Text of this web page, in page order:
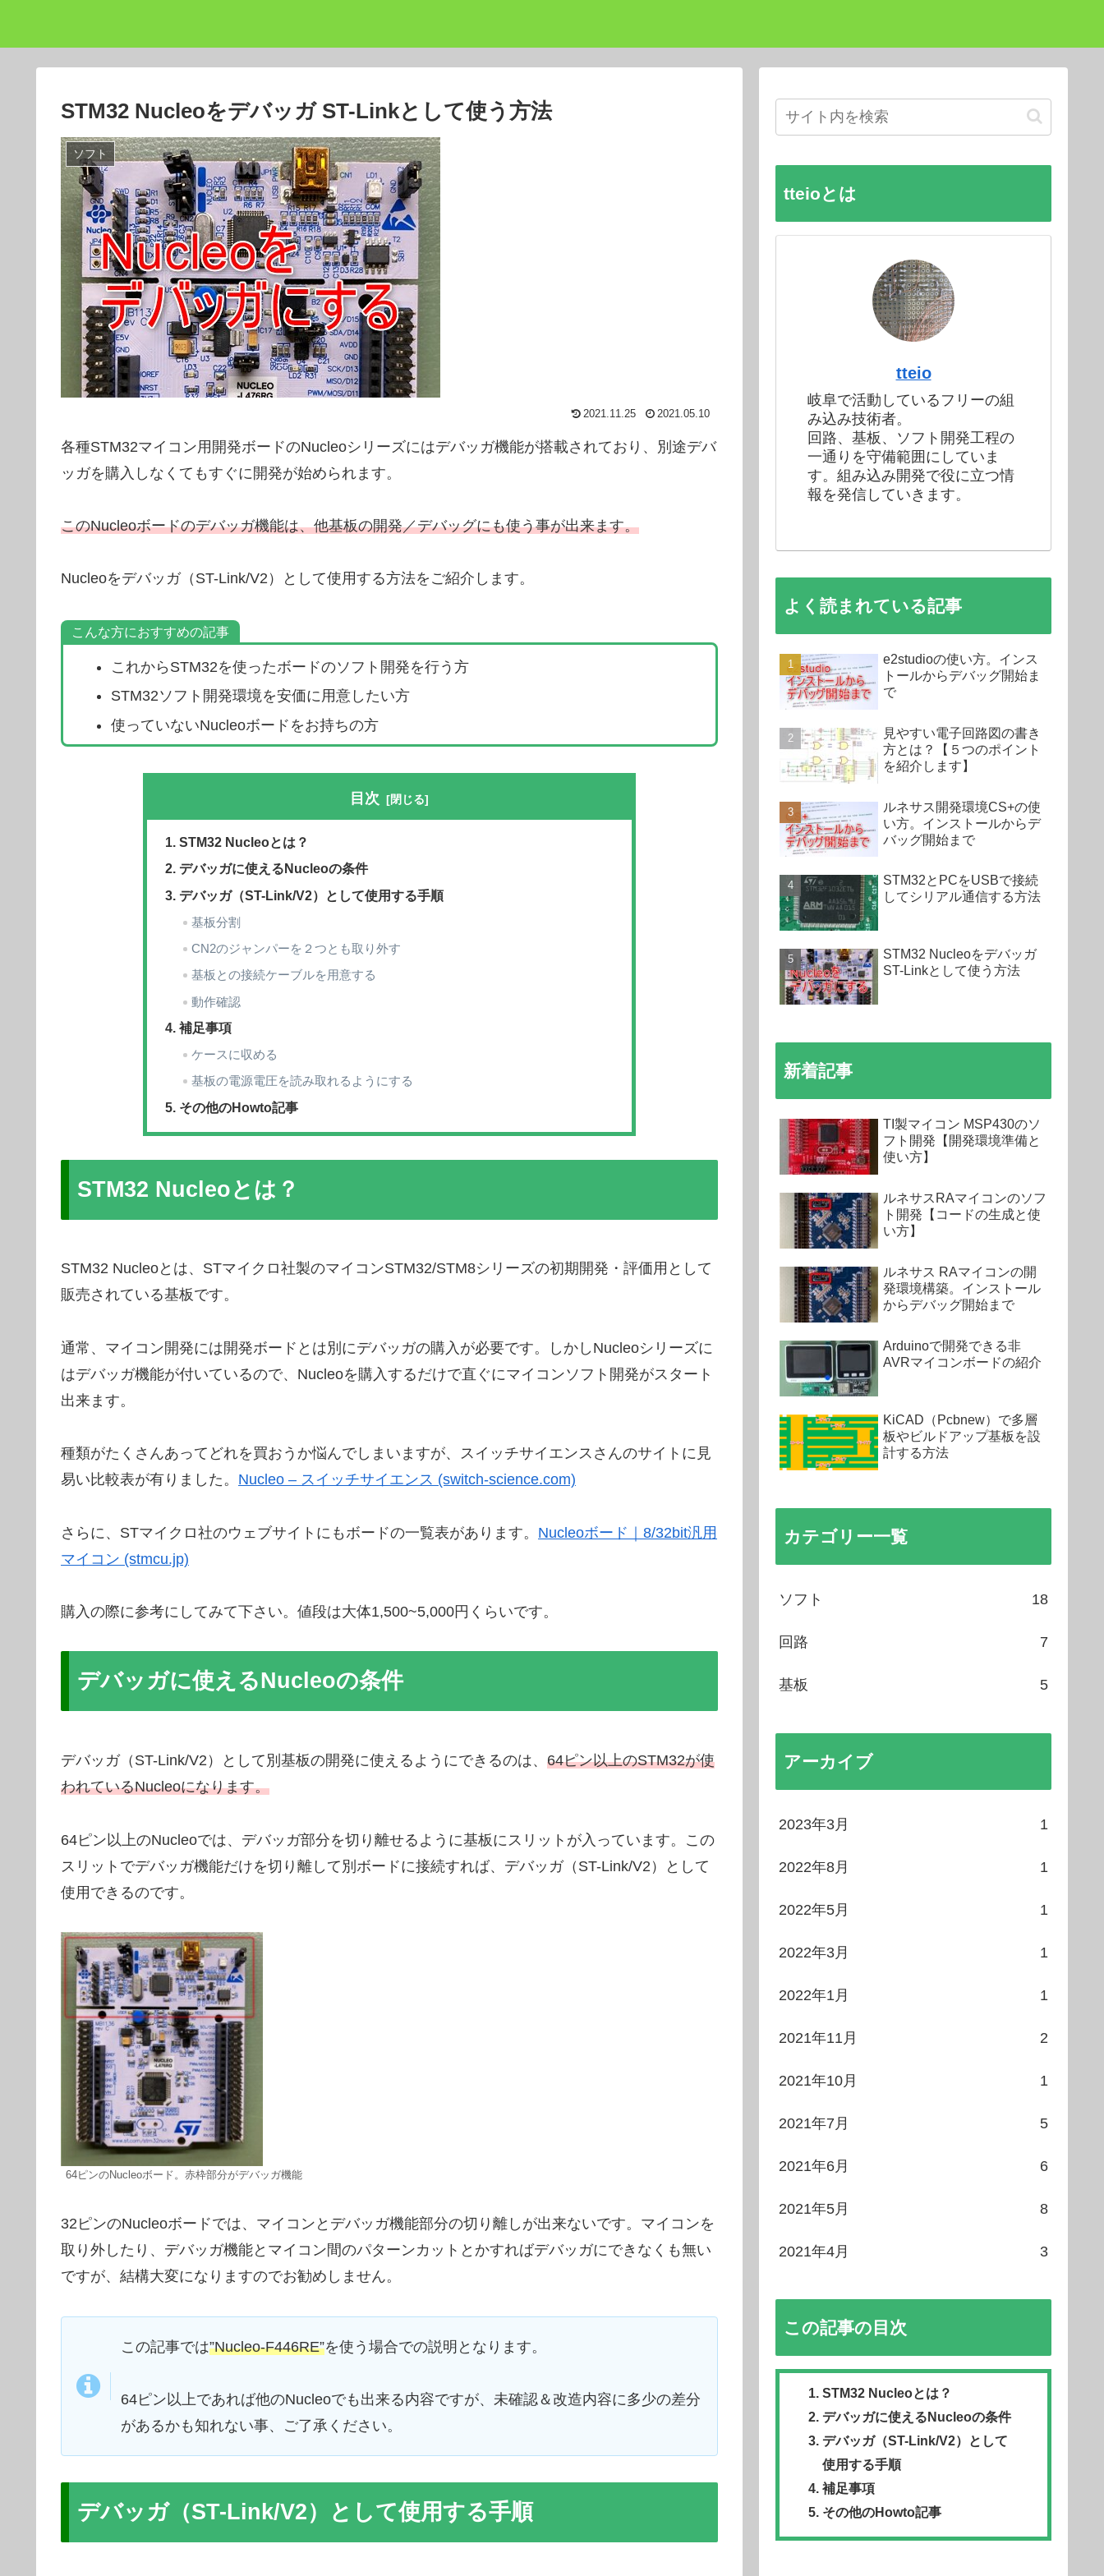
STM32 Nucleoをデバッガ ST-Linkとして使う方法
ソフト
2021.11.25 2021.05.10
各種STM32マイコン用開発ボードのNucleoシリーズにはデバッガ機能が搭載されており、別途デバ
ッガを購入しなくてもすぐに開発が始められます。
このNucleoボードのデバッガ機能は、他基板の開発／デバッグにも使う事が出来ます。
Nucleoをデバッガ（ST-Link/V2）として使用する方法をご紹介します。
こんな方におすすめの記事
これからSTM32を使ったボードのソフト開発を行う方
STM32ソフト開発環境を安価に用意したい方
使っていないNucleoボードをお持ちの方
目次
STM32 Nucleoとは？
デバッガに使えるNucleoの条件
デバッガ（ST-Link/V2）として使用する手順
基板分割
CN2のジャンパーを２つとも取り外す
基板との接続ケーブルを用意する
動作確認
補足事項
ケースに収める
基板の電源電圧を読み取れるようにする
その他のHowto記事
STM32 Nucleoとは？
STM32 Nucleoとは、STマイクロ社製のマイコンSTM32/STM8シリーズの初期開発・評価用として
販売されている基板です。
通常、マイコン開発には開発ボードとは別にデバッガの購入が必要です。しかしNucleoシリーズに
はデバッガ機能が付いているので、Nucleoを購入するだけで直ぐにマイコンソフト開発がスタート
出来ます。
種類がたくさんあってどれを買おうか悩んでしまいますが、スイッチサイエンスさんのサイトに見
易い比較表が有りました。 Nucleo – スイッチサイエンス (switch-science.com)
さらに、STマイクロ社のウェブサイトにもボードの一覧表があります。 Nucleoボード｜8/32bit汎用
マイコン (stmcu.jp)
購入の際に参考にしてみて下さい。値段は大体1,500~5,000円くらいです。
デバッガに使えるNucleoの条件
デバッガ（ST-Link/V2）として別基板の開発に使えるようにできるのは、 64ピン以上のSTM32が使
われているNucleoになります。
64ピン以上のNucleoでは、デバッガ部分を切り離せるように基板にスリットが入っています。この
スリットでデバッガ機能だけを切り離して別ボードに接続すれば、デバッガ（ST-Link/V2）として
使用できるのです。
64ピンのNucleoボード。赤枠部分がデバッガ機能
32ピンのNucleoボードでは、マイコンとデバッガ機能部分の切り離しが出来ないです。マイコンを
取り外したり、デバッガ機能とマイコン間のパターンカットとかすればデバッガにできなくも無い
ですが、結構大変になりますのでお勧めしません。
この記事では”Nucleo-F446RE”を使う場合での説明となります。
64ピン以上であれば他のNucleoでも出来る内容ですが、未確認＆改造内容に多少の差分
があるかも知れない事、ご了承ください。
デバッガ（ST-Link/V2）として使用する手順
tteioとは
tteio
岐阜で活動しているフリーの組
み込み技術者。
回路、基板、ソフト開発工程の
一通りを守備範囲にしていま
す。組み込み開発で役に立つ情
報を発信していきます。
よく読まれている記事
e2studioの使い方。インス
トールからデバッグ開始ま
で
見やすい電子回路図の書き
方とは？【５つのポイント
を紹介します】
ルネサス開発環境CS+の使
い方。インストールからデ
バッグ開始まで
STM32とPCをUSBで接続
してシリアル通信する方法
STM32 Nucleoをデバッガ
ST-Linkとして使う方法
新着記事
TI製マイコン MSP430のソ
フト開発【開発環境準備と
使い方】
ルネサスRAマイコンのソフ
ト開発【コードの生成と使
い方】
ルネサス RAマイコンの開
発環境構築。インストール
からデバッグ開始まで
Arduinoで開発できる非
AVRマイコンボードの紹介
KiCAD（Pcbnew）で多層
板やビルドアップ基板を設
計する方法
カテゴリー一覧
ソフト 18
回路 7
基板 5
アーカイブ
2023年3月 1
2022年8月 1
2022年5月 1
2022年3月 1
2022年1月 1
2021年11月 2
2021年10月 1
2021年7月 5
2021年6月 6
2021年5月 8
2021年4月 3
この記事の目次
STM32 Nucleoとは？
デバッガに使えるNucleoの条件
デバッガ（ST-Link/V2）として
使用する手順
補足事項
その他のHowto記事